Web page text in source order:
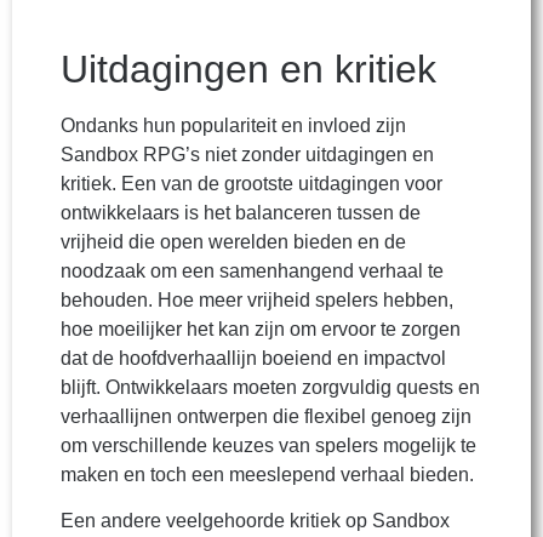
Uitdagingen en kritiek
Ondanks hun populariteit en invloed zijn
Sandbox RPG’s niet zonder uitdagingen en
kritiek. Een van de grootste uitdagingen voor
ontwikkelaars is het balanceren tussen de
vrijheid die open werelden bieden en de
noodzaak om een samenhangend verhaal te
behouden. Hoe meer vrijheid spelers hebben,
hoe moeilijker het kan zijn om ervoor te zorgen
dat de hoofdverhaallijn boeiend en impactvol
blijft. Ontwikkelaars moeten zorgvuldig quests en
verhaallijnen ontwerpen die flexibel genoeg zijn
om verschillende keuzes van spelers mogelijk te
maken en toch een meeslepend verhaal bieden.
Een andere veelgehoorde kritiek op Sandbox